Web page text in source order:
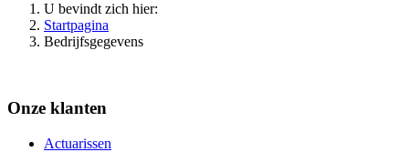
U bevindt zich hier:
Startpagina
Bedrijfsgegevens
Onze klanten
Actuarissen